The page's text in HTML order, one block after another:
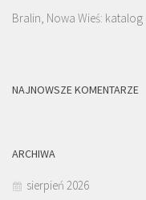
Bralin, Nowa Wieś: katalog
NAJNOWSZE KOMENTARZE
ARCHIWA
sierpień 2026